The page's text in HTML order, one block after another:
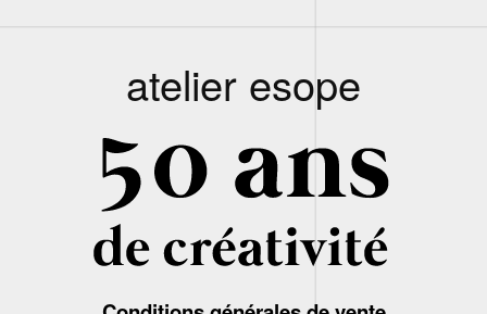
atelier esope